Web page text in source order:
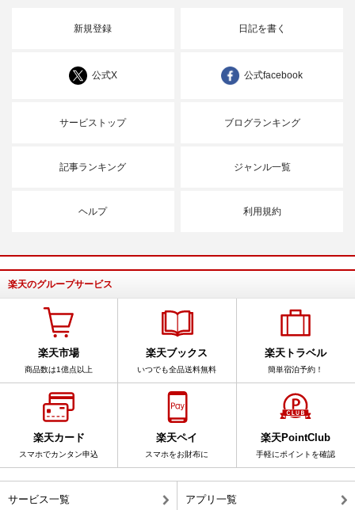
新規登録 日記を書く
公式X 公式facebook
サービストップ ブログランキング
記事ランキング ジャンル一覧
ヘルプ 利用規約
楽天のグループサービス
楽天市場
商品数は1億点以上
楽天ブックス
いつでも全品送料無料
楽天トラベル
簡単宿泊予約！
楽天カード
スマホでカンタン申込
楽天ペイ
スマホをお財布に
楽天PointClub
手軽にポイントを確認
サービス一覧 アプリ一覧